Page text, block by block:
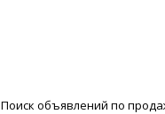
Поиск объявлений по